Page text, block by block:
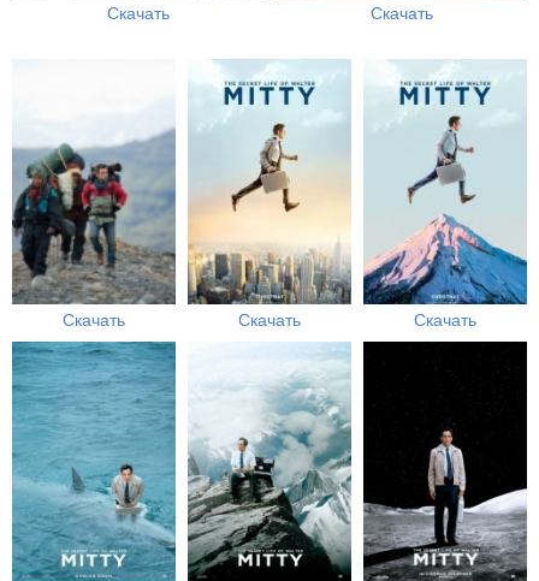
Скачать Скачать
Скачать Скачать Скачать